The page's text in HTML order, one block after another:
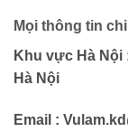
Mọi thông tin
Khu vực Hà Nội
Hà Nội
Email :